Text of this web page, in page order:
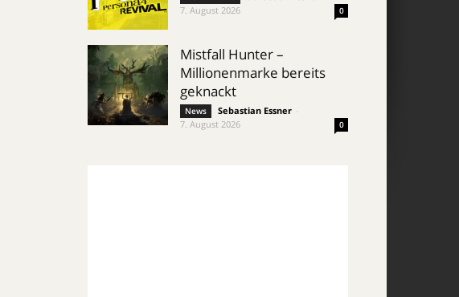
7. August 2026
0
Mistfall Hunter –
Millionenmarke bereits
geknackt
News Sebastian Essner
7. August 2026
0